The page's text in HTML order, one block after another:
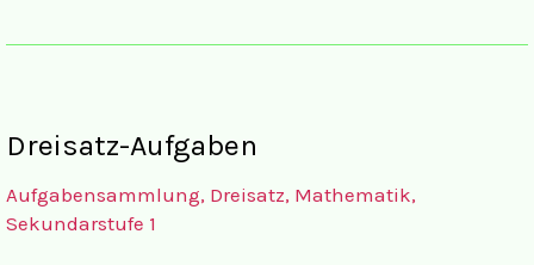
Dreisatz-Aufgaben
Aufgabensammlung, Dreisatz, Mathematik,
Sekundarstufe 1